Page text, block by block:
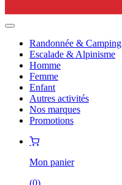
Randonnée & Camping
Escalade & Alpinisme
Homme
Femme
Enfant
Autres activités
Nos marques
Promotions
Mon panier
(0)